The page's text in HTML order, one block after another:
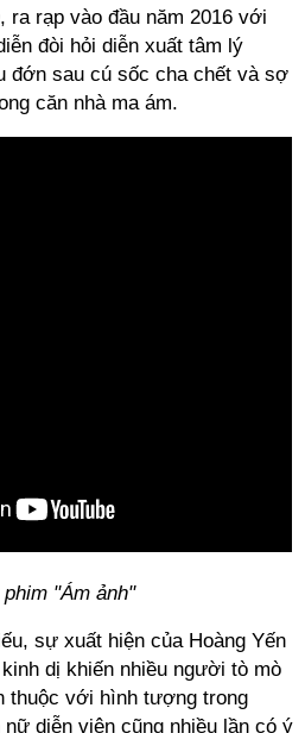
, ra rạp vào đầu năm 2016 với
đòi hỏi diễn xuất tâm lý
đớn sau cú sốc cha chết và sợ
căn nhà ma ám.
phim "Ám ảnh"
sự xuất hiện của Hoàng Yến
dị khiến nhiều người tò mò
thuộc với hình tượng trong
diễn viên cũng nhiều lần có ý